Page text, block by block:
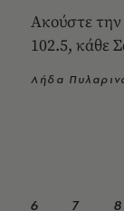
Ακούστε
102.5, κάθε
Λήδα
6 7 8